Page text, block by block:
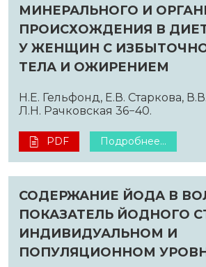
МИНЕРАЛЬНОГО И
ПРОИСХОЖДЕНИЯ В
У ЖЕНЩИН С
ТЕЛА И ОЖИРЕНИЕМ
Н.Е. Гельфонд, Е.В. Старкова,
Л.Н. Рачковская 36−40.
PDF Подробнее...
СОДЕРЖАНИЕ ЙОДА В
ПОКАЗАТЕЛЬ ЙОДНОГО
ИНДИВИДУАЛЬНОМ И
ПОПУЛЯЦИОННОМ